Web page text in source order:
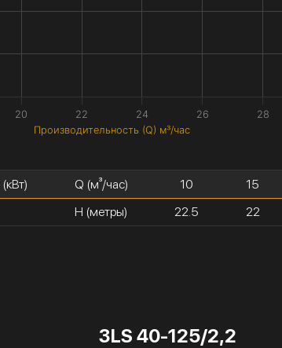
Производительность (Q) м³/час
20 22 24 26 28
(кВт)
Q (м³/час)
H (метры)
10
22.5
15
22
3LS 40-125/2,2